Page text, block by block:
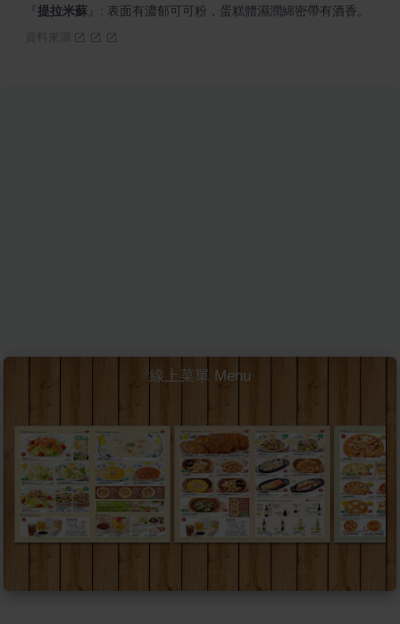
提拉米蘇 : 表面有濃郁可可粉，蛋糕體濕潤綿密帶有酒香。
線上菜單 Menu